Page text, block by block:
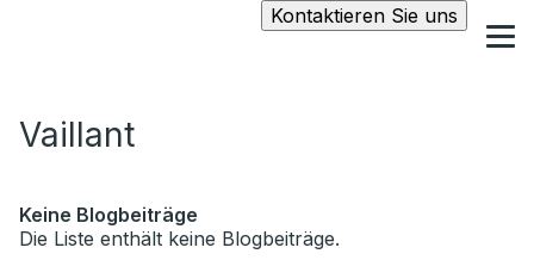
Kontaktieren Sie uns
Vaillant
Keine Blogbeiträge
Die Liste enthält keine Blogbeiträge.